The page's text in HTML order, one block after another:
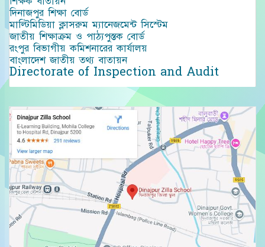
দিনাজপুর শিক্ষা বোর্ড
মাল্টিমিডিয়া ক্লাসরুম ম্যানেজমেন্ট সিস্টেম
জাতীয় শিক্ষাক্রম ও পাঠ্যপুস্তক বোর্ড
রংপুর বিভাগীয় কমিশনারের কার্যালয়
বাংলাদেশ জাতীয় তথ্য বাতায়ন
Directorate of Inspection and Audit